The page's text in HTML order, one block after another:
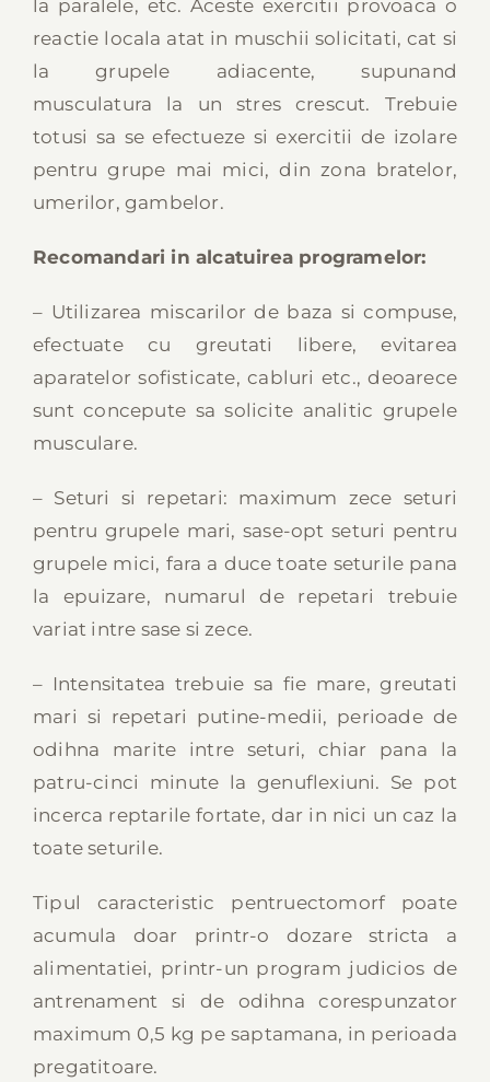
la paralele, etc. Aceste exercitii provoaca o
reactie locala atat in muschii solicitati, cat si
la grupele adiacente, supunand
musculatura la un stres crescut. Trebuie
totusi sa se efectueze si exercitii de izolare
pentru grupe mai mici, din zona bratelor,
umerilor, gambelor.
Recomandari in alcatuirea programelor:
– Utilizarea miscarilor de baza si compuse,
efectuate cu greutati libere, evitarea
aparatelor sofisticate, cabluri etc., deoarece
sunt concepute sa solicite analitic grupele
musculare.
– Seturi si repetari: maximum zece seturi
pentru grupele mari, sase-opt seturi pentru
grupele mici, fara a duce toate seturile pana
la epuizare, numarul de repetari trebuie
variat intre sase si zece.
– Intensitatea trebuie sa fie mare, greutati
mari si repetari putine-medii, perioade de
odihna marite intre seturi, chiar pana la
patru-cinci minute la genuflexiuni. Se pot
incerca reptarile fortate, dar in nici un caz la
toate seturile.
Tipul caracteristic pentruectomorf poate
acumula doar printr-o dozare stricta a
alimentatiei, printr-un program judicios de
antrenament si de odihna corespunzator
maximum 0,5 kg pe saptamana, in perioada
pregatitoare.